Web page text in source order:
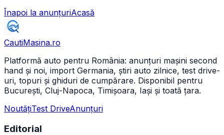
Înapoi la anunțuriAcasă
CautiMasina.ro
Platformă auto pentru România: anunțuri mașini second
hand și noi, import Germania, știri auto zilnice, test drive-
uri, topuri și ghiduri de cumpărare. Disponibil pentru
București, Cluj-Napoca, Timișoara, Iași și toată țara.
NoutățiTest DriveAnunțuri
Editorial